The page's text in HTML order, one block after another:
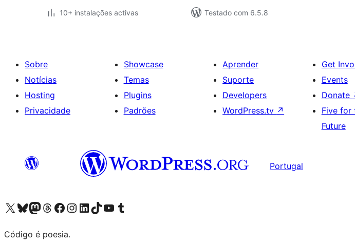
10+ instalações activas
Testado com 6.5.8
Sobre
Notícias
Hosting
Privacidade
Showcase
Temas
Plugins
Padrões
Aprender
Suporte
Developers
WordPress.tv ↗
Get
Events
Donate
Five for
Future
Portugal
Visite a nossa conta X (antigo Twitter)
Visit our Bluesky account
Visit our Mastodon account
Visit our Threads account
Visite a nossa página do Facebook
Visite a nossa conta no Instagram
Visite a nossa conta no LinkedIn
Visit our TikTok account
Visit our YouTube channel
Visit our Tumblr account
Código é poesia.